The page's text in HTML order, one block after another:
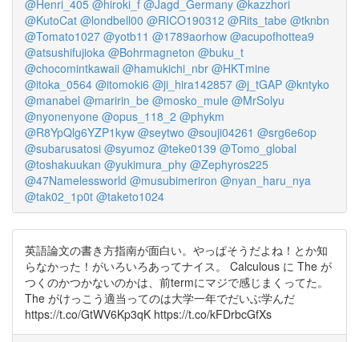
@Henri_405 @hiroki_f @Jagd_Germany @kazzhori
@KutoCat @londbell00 @RICO190312 @Rits_tabe @tknbn
@Tomato1027 @yotb11 @1789aorhow @acupofhottea9
@atsushifujioka @Bohrmagneton @buku_t
@chocomintkawaii @hamukichi_nbr @HKTmine
@itoka_0564 @itomoki6 @ji_hira142857 @j_tGAP @kntyko
@manabel @maririn_be @mosko_mule @MrSolyu
@nyonenyone @opus_118_2 @phykm
@R8YpQlg6YZP1kyw @seytwo @souji04261 @srg6e6op
@subarusatosi @syumoz @teke0139 @Tomo_global
@toshakuukan @yukimura_phy @Zephyros225
@47Namelessworld @musubimeriron @nyan_haru_nya
@tak02_1p0t @taketo1024
英語論文の書き方指南が面白い。やっぱそうだよね！とか知
らなかった！がいろいろあってナイス。 Calculous に The が
つくのかつかないのかは、前termにマジで感じまくってた。
The がけっこう適当ってのは大学一年でだいぶ学んだ
https://t.co/GtWV6Kp3qK https://t.co/kFDrbcGfXs